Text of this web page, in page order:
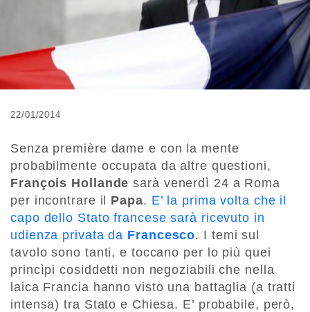
22/01/2014
Senza première dame e con la mente
probabilmente occupata da altre questioni,
François Hollande sarà venerdì 24 a Roma
per incontrare il Papa. E’ la prima volta che il
capo dello Stato francese sarà ricevuto in
udienza privata da Francesco. I temi sul
tavolo sono tanti, e toccano per lo più quei
princìpi cosiddetti non negoziabili che nella
laica Francia hanno visto una battaglia (a tratti
intensa) tra Stato e Chiesa. E’ probabile, però,